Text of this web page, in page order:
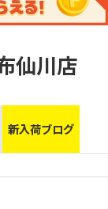
仙川店
新入荷ブログ